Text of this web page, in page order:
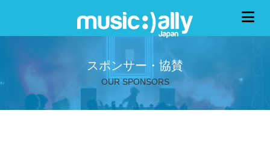
スポンサー・協賛
OUR SPONSORS